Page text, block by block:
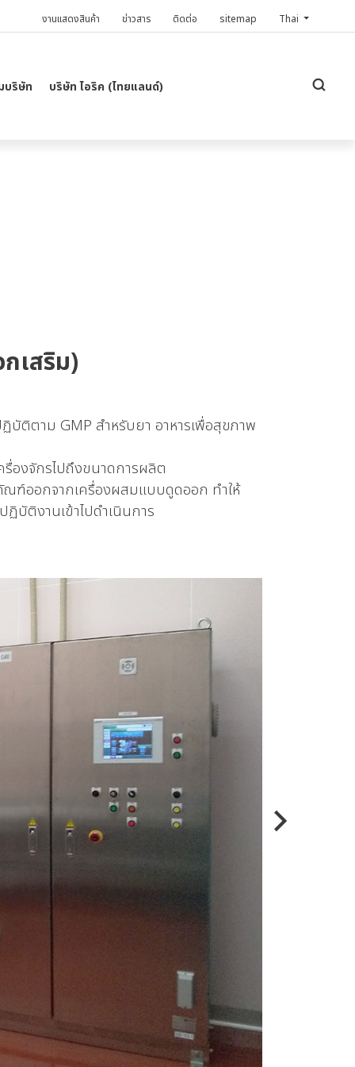
งานแสดงสินค้า ข่าวสาร ติดต่อ sitemap Thai
บริษัท บริษัท ไอริค (ไทยแลนด์)
เสริม)
ติตาม GMP สำหรับยา อาหารเพื่อสุขภาพ
องจักรไปถึงขนาดการผลิต
ฑ์ออกจากเครื่องผสมแบบดูดออก ทำให้
บัติงานเข้าไปดำเนินการ